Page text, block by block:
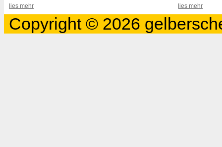
lies mehr lies mehr
Copyright © 2026